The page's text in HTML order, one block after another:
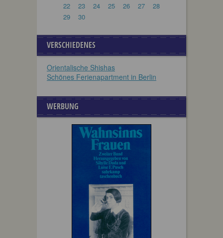
22
23 24 25 26 27
28
29
30
VERSCHIEDENES
Orientalische Shishas
Schönes Ferienapartment in Berlin
WERBUNG